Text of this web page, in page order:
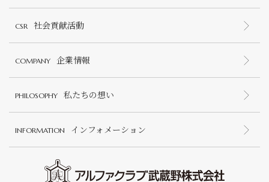
CSR 社会貢献活動
COMPANY 企業情報
PHILOSOPHY 私たちの想い
INFORMATION インフォメーション